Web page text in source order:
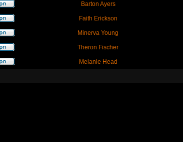
Barton Ayers
Faith Erickson
Minerva Young
Theron Fischer
Melanie Head